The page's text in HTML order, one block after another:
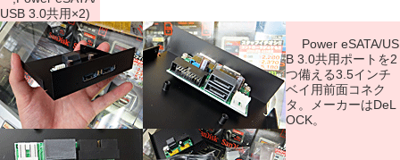
USB 3.0共用×2)
Power eSATA/US
B 3.0共用ポートを2
つ備える3.5インチ
ベイ用前面コネク
タ。メーカーはDeL
OCK。